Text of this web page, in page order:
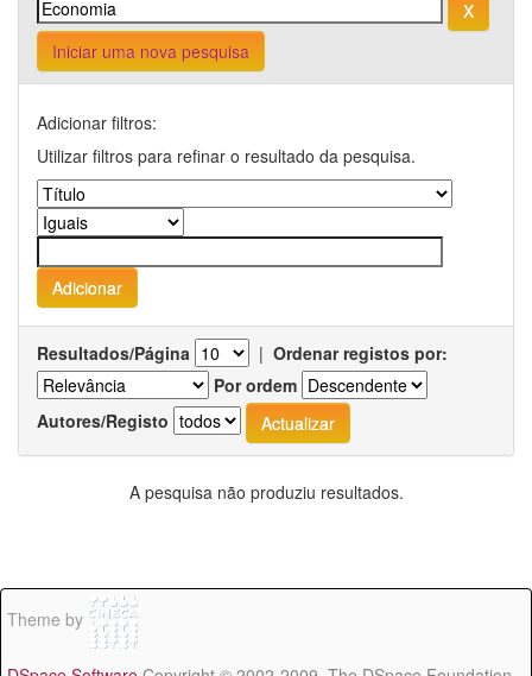
Iniciar uma nova pesquisa
Adicionar filtros:
Utilizar filtros para refinar o resultado da pesquisa.
Resultados/Página | Ordenar registos por:
Por ordem
Autores/Registo
A pesquisa não produziu resultados.
Theme by